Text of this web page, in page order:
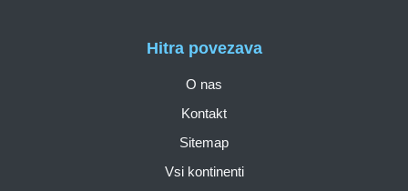
Hitra povezava
O nas
Kontakt
Sitemap
Vsi kontinenti